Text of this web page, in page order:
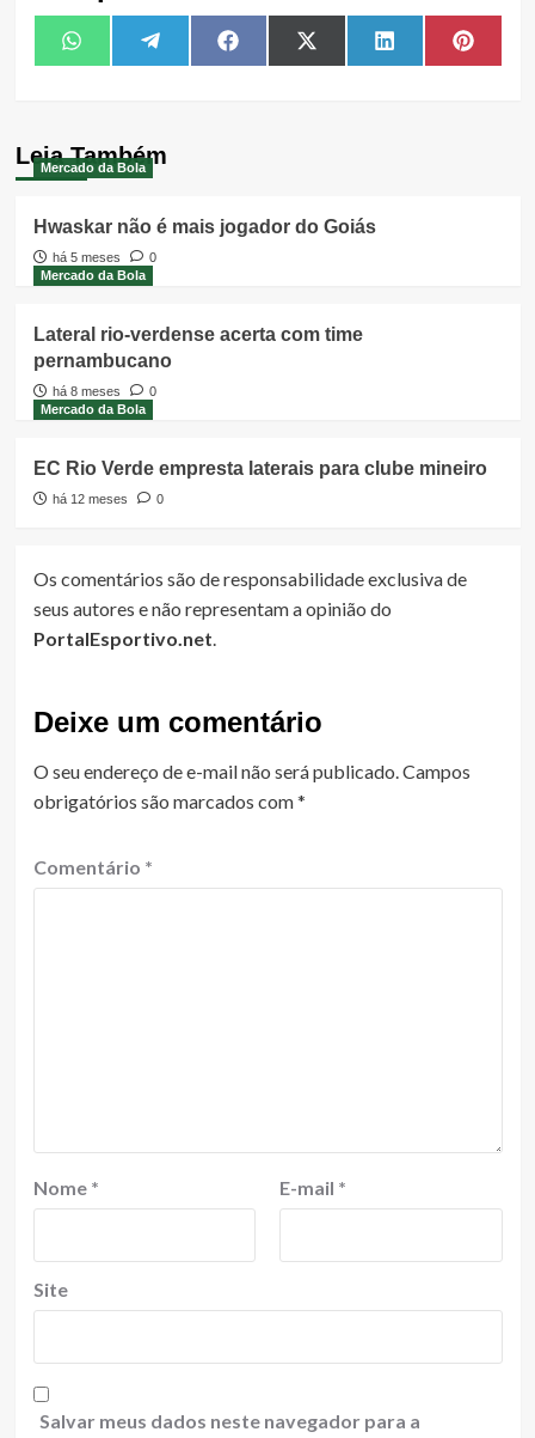
Share
on
WhatsAppShare
on
TelegramShare
on
FacebookShare
on
X
(Twitter)
Share
on
LinkedIn Share
on
Leia Também
Mercado da Bola
Hwaskar não é mais jogador do Goiás
há 5 meses
0
Mercado da Bola
Lateral rio-verdense acerta com time
pernambucano
há 8 meses
0
Mercado da Bola
EC Rio Verde empresta laterais para clube mineiro
há 12 meses 0
Os comentários são de responsabilidade exclusiva de
seus autores e não representam a opinião do
PortalEsportivo.net.
Deixe um comentário
O seu endereço de e-mail não será publicado.Campos
obrigatórios são marcados com*
Comentário *
Nome * E-mail *
Site
Salvar meus dados neste navegador para a